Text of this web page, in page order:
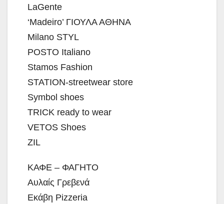
LaGente
‘Madeiro’ ΓΙΟΥΛΑ ΑΘΗΝΑ
Milano STYL
POSTO Italiano
Stamos Fashion
STATION-streetwear store
Symbol shoes
TRICK ready to wear
VETOS Shoes
ZIL
ΚΑΦΕ – ΦΑΓΗΤΟ
Αυλαίς Γρεβενά
Εκάβη Pizzeria